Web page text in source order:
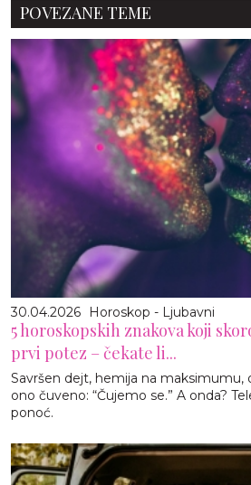
POVEZANE TEME
30.04.2026 Horoskop - Ljubavni
5 horoskopskih znakova koji
prvi potez – čekate li...
Savršen dejt, hemija na maksimumu,
ono čuveno: “Čujemo se.” A onda?
ponoć.